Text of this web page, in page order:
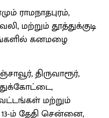
ராமநாதபுரம்,
மற்றும் தூத்துக்குடி
கனமழை
திருவாரூர்,
மற்றும்
13-ம் தேதி சென்னை,